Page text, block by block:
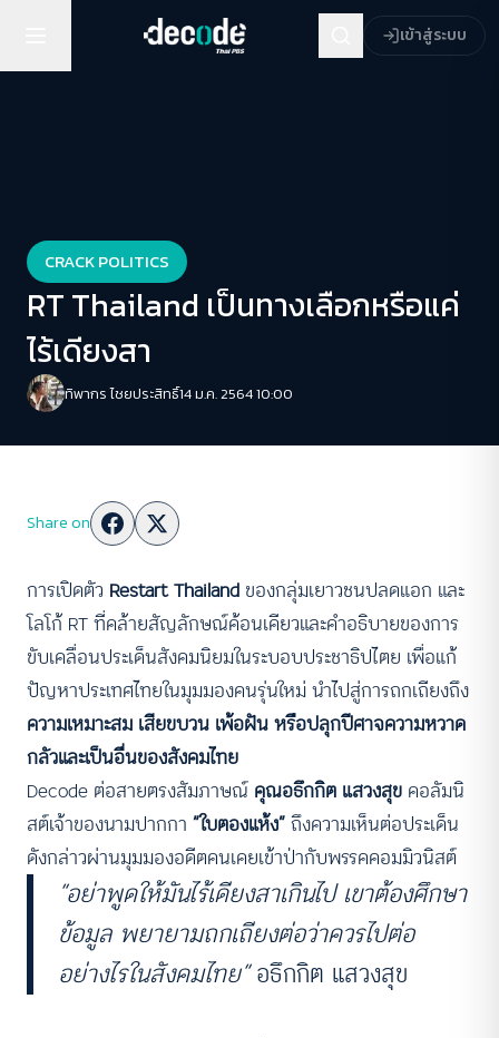
เข้าสู่ระบบ
CRACK POLITICS
RT Thailand เป็นทางเลือกหรือแค่
ไร้เดียงสา
ทิพากร ไชย​ประสิทธิ์​14 ม.ค. 2564 10:00
Share on
การเปิดตัว Restart Thailand ของกลุ่มเยาวชนปลดแอก และ
โลโก้ RT ที่คล้ายสัญลักษณ์ค้อนเคียวและคำอธิบายของการ
ขับเคลื่อนประเด็นสังคมนิยมในระบอบประชาธิปไตย เพื่อแก้
ปัญหาประเทศไทยในมุมมองคนรุ่นใหม่ นำไปสู่การถกเถียงถึง
ความเหมาะสม เสียขบวน เพ้อฝัน หรือปลุกปีศาจความหวาด
กลัวและเป็นอื่นของสังคมไทย
Decode ต่อสายตรงสัมภาษณ์ คุณอธึกกิต แสวงสุข คอลัมนิ
สต์เจ้าของนามปากกา “ใบตองแห้ง”ถึงความเห็นต่อประเด็น
ดังกล่าวผ่านมุมมองอดีตคนเคยเข้าป่ากับพรรคคอมมิวนิสต์
“อย่าพูดให้มันไร้เดียงสาเกินไป เขาต้องศึกษา
ข้อมูล พยายามถกเถียงต่อว่าควรไปต่อ
อย่างไรในสังคมไทย”อธึกกิต แสวงสุข